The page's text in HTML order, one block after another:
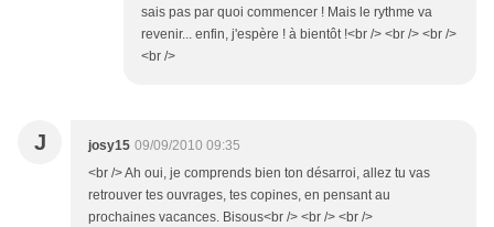
sais pas par quoi commencer ! Mais le rythme va
revenir... enfin, j'espère ! à bientôt !<br /> <br /> <br />
<br />
J josy15 09/09/2010 09:35
<br /> Ah oui, je comprends bien ton désarroi, allez tu vas
retrouver tes ouvrages, tes copines, en pensant au
prochaines vacances. Bisous<br /> <br /> <br />